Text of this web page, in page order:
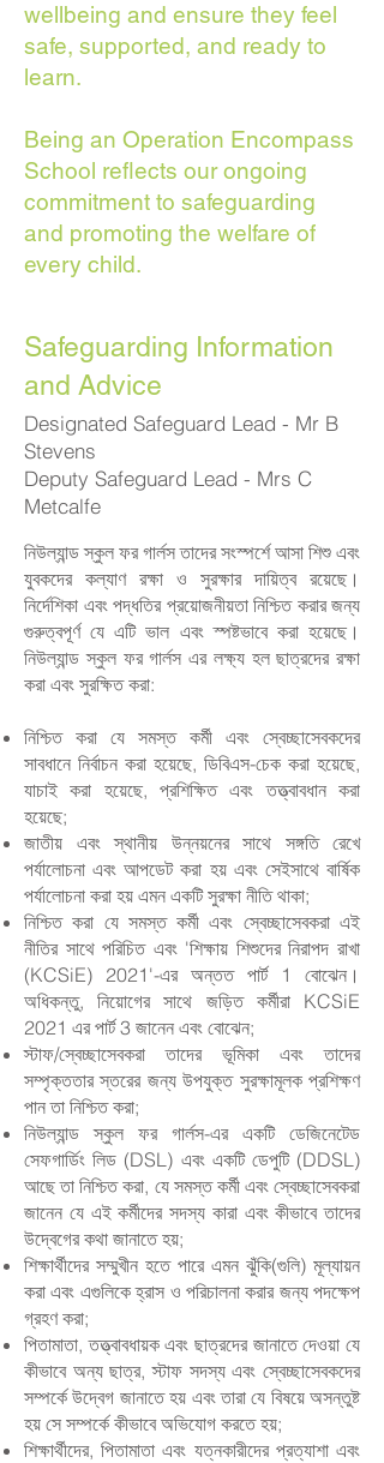
wellbeing and ensure they feel
safe, supported, and ready to
learn.
Being an Operation Encompass
School reflects our ongoing
commitment to safeguarding
and promoting the welfare of
every child.
Safeguarding Information
and Advice
Designated Safeguard Lead - Mr B
Stevens
Deputy Safeguard Lead - Mrs C
Metcalfe
নিউল্যান্ড স্কুল ফর গার্লস তাদের সংস্পর্শে আসা শিশু এবং
যুবকদের কল্যাণ রক্ষা ও সুরক্ষার দায়িত্ব রয়েছে।
নির্দেশিকা এবং পদ্ধতির প্রয়োজনীয়তা নিশ্চিত করার জন্য
গুরুত্বপূর্ণ যে এটি ভাল এবং স্পষ্টভাবে করা হয়েছে।
নিউল্যান্ড স্কুল ফর গার্লস এর লক্ষ্য হল ছাত্রদের রক্ষা
করা এবং সুরক্ষিত করা:
নিশ্চিত করা যে সমস্ত কর্মী এবং স্বেচ্ছাসেবকদের
সাবধানে নির্বাচন করা হয়েছে, ডিবিএস-চেক করা হয়েছে,
যাচাই করা হয়েছে, প্রশিক্ষিত এবং তত্ত্বাবধান করা
হয়েছে;
জাতীয় এবং স্থানীয় উন্নয়নের সাথে সঙ্গতি রেখে
পর্যালোচনা এবং আপডেট করা হয় এবং সেইসাথে বার্ষিক
পর্যালোচনা করা হয় এমন একটি সুরক্ষা নীতি থাকা;
নিশ্চিত করা যে সমস্ত কর্মী এবং স্বেচ্ছাসেবকরা এই
নীতির সাথে পরিচিত এবং 'শিক্ষায় শিশুদের নিরাপদ রাখা
(KCSiE) 2021'-এর অন্তত পার্ট 1 বোঝেন।
অধিকন্তু, নিয়োগের সাথে জড়িত কর্মীরা KCSiE
2021 এর পার্ট 3 জানেন এবং বোঝেন;
স্টাফ/স্বেচ্ছাসেবকরা তাদের ভূমিকা এবং তাদের
সম্পৃক্ততার স্তরের জন্য উপযুক্ত সুরক্ষামূলক প্রশিক্ষণ
পান তা নিশ্চিত করা;
নিউল্যান্ড স্কুল ফর গার্লস-এর একটি ডেজিনেটেড
সেফগার্ডিং লিড (DSL) এবং একটি ডেপুটি (DDSL)
আছে তা নিশ্চিত করা, যে সমস্ত কর্মী এবং স্বেচ্ছাসেবকরা
জানেন যে এই কর্মীদের সদস্য কারা এবং কীভাবে তাদের
উদ্বেগের কথা জানাতে হয়;
শিক্ষার্থীদের সম্মুখীন হতে পারে এমন ঝুঁকি(গুলি) মূল্যায়ন
করা এবং এগুলিকে হ্রাস ও পরিচালনা করার জন্য পদক্ষেপ
গ্রহণ করা;
পিতামাতা, তত্ত্বাবধায়ক এবং ছাত্রদের জানাতে দেওয়া যে
কীভাবে অন্য ছাত্র, স্টাফ সদস্য এবং স্বেচ্ছাসেবকদের
সম্পর্কে উদ্বেগ জানাতে হয় এবং তারা যে বিষয়ে অসন্তুষ্ট
হয় সে সম্পর্কে কীভাবে অভিযোগ করতে হয়;
শিক্ষার্থীদের, পিতামাতা এবং যত্নকারীদের প্রত্যাশা এবং